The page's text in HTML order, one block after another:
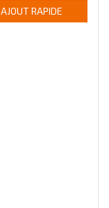
AJOUT RAPIDE